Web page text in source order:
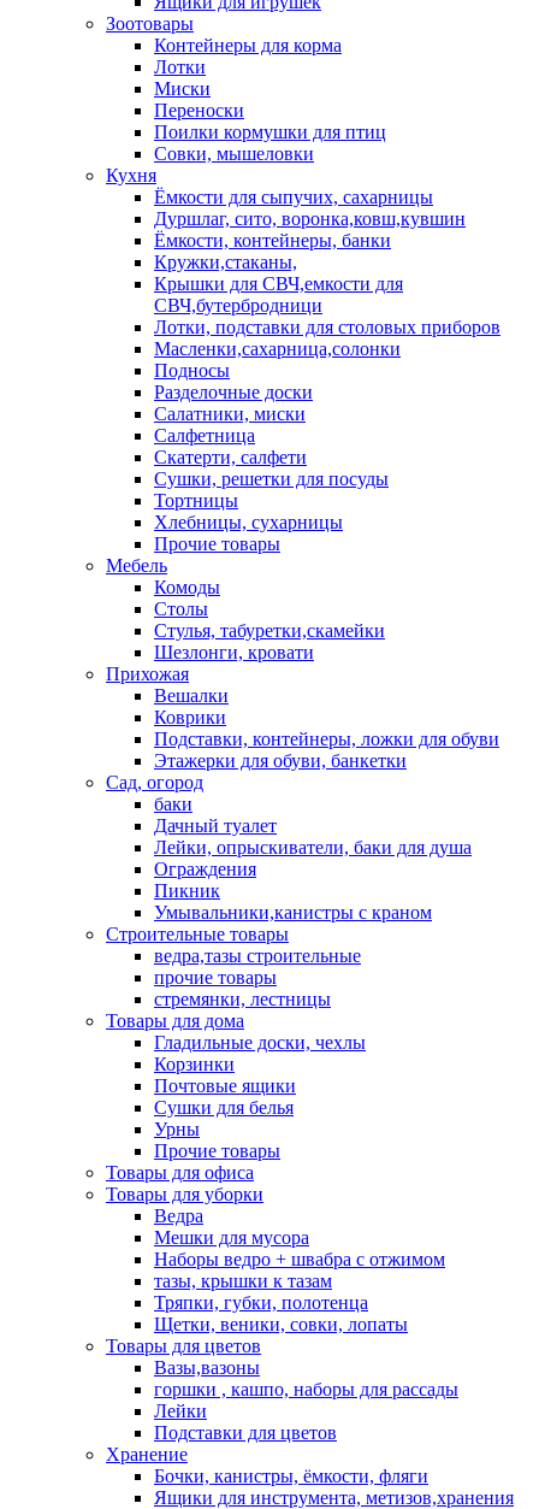
Зоотовары
Контейнеры для корма
Лотки
Миски
Переноски
Поилки кормушки для птиц
Совки, мышеловки
Кухня
Ёмкости для сыпучих, сахарницы
Дуршлаг, сито, воронка,ковш,кувшин
Ёмкости, контейнеры, банки
Кружки,стаканы,
Крышки для СВЧ,емкости для
СВЧ,бутербродници
Лотки, подставки для столовых приборов
Масленки,сахарница,солонки
Подносы
Разделочные доски
Салатники, миски
Салфетница
Скатерти, салфети
Сушки, решетки для посуды
Тортницы
Хлебницы, сухарницы
Прочие товары
Мебель
Комоды
Столы
Стулья, табуретки,скамейки
Шезлонги, кровати
Прихожая
Вешалки
Коврики
Подставки, контейнеры, ложки для обуви
Этажерки для обуви, банкетки
Сад, огород
баки
Дачный туалет
Лейки, опрыскиватели, баки для душа
Ограждения
Пикник
Умывальники,канистры с краном
Строительные товары
ведра,тазы строительные
прочие товары
стремянки, лестницы
Товары для дома
Гладильные доски, чехлы
Корзинки
Почтовые ящики
Сушки для белья
Урны
Прочие товары
Товары для офиса
Товары для уборки
Ведра
Мешки для мусора
Наборы ведро + швабра с отжимом
тазы, крышки к тазам
Тряпки, губки, полотенца
Щетки, веники, совки, лопаты
Товары для цветов
Вазы,вазоны
горшки , кашпо, наборы для рассады
Лейки
Подставки для цветов
Хранение
Бочки, канистры, ёмкости, фляги
Ящики для инструмента, метизов,хранения